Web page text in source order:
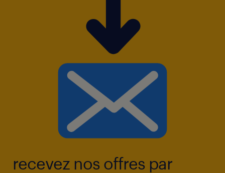
recevez nos offres par